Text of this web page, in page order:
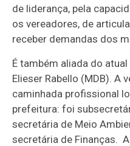
de liderança, pela
os vereadores, de
receber demandas dos
É também aliada do
Elieser Rabello (MDB). A
caminhada profissional
prefeitura: foi
secretária de Meio
secretária de Finanças.